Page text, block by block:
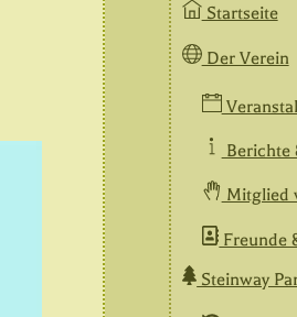
Startseite
Der Verein
Berichte
Mitglied
Freunde
Steinway